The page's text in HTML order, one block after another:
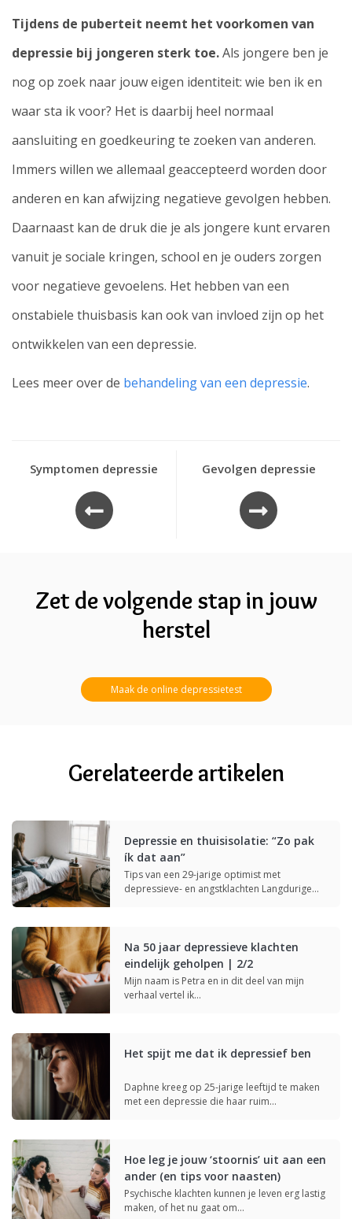
Tijdens de puberteit neemt het voorkomen van
depressie bij jongeren sterk toe.Als jongere ben je
nog op zoek naar jouw eigen identiteit: wie ben ik en
waar sta ik voor? Het is daarbij heel normaal
aansluiting en goedkeuring te zoeken van anderen.
Immers willen we allemaal geaccepteerd worden door
anderen en kan afwijzing negatieve gevolgen hebben.
Daarnaast kan de druk die je als jongere kunt ervaren
vanuit je sociale kringen, school en je ouders zorgen
voor negatieve gevoelens. Het hebben van een
onstabiele thuisbasis kan ook van invloed zijn op het
ontwikkelen van een depressie.
Lees meer over de behandeling van een depressie.
Symptomen depressie Gevolgen depressie
Zet de volgende stap in jouw
herstel
Maak de online depressietest
Gerelateerde artikelen
Depressie en thuisisolatie: “Zo pak
ík dat aan”
Tips van een 29-jarige optimist met
depressieve- en angstklachten Langdurige
Na 50 jaar depressieve klachten
eindelijk geholpen | 2/2
Mijn naam is Petra en in dit deel van mijn
verhaal vertel ik…
Het spijt me dat ik depressief ben
Daphne kreeg op 25-jarige leeftijd te maken
met een depressie die haar ruim…
Hoe leg je jouw ‘stoornis’ uit aan een
ander (en tips voor naasten)
Psychische klachten kunnen je leven erg lastig
maken, of het nu gaat om…